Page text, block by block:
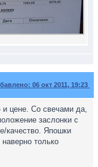
06 окт 2011, 19:23
цене. Со свечами да,
заслонки с
качество. Япошки
только